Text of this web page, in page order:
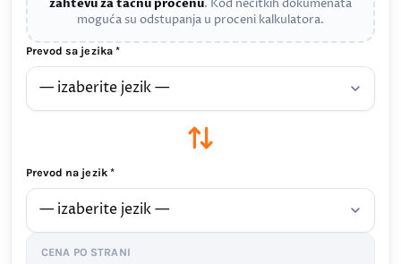
zahtevu za tačnu procenu. Kod nečitkih dokumenata
moguća su odstupanja u proceni kalkulatora.
Prevod sa jezika *
Prevod na jezik *
CENA PO STRANI